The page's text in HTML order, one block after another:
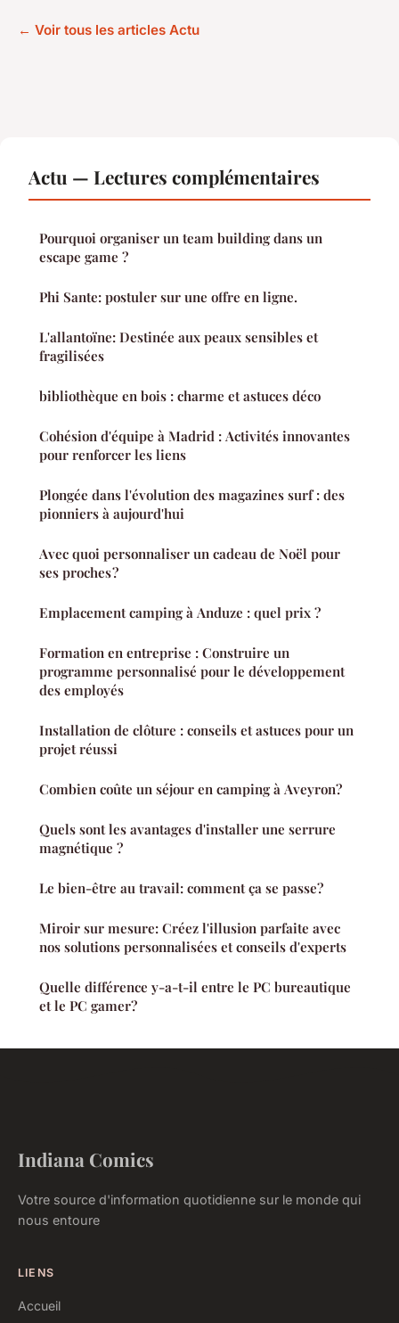
← Voir tous les articles Actu
Actu — Lectures complémentaires
Pourquoi organiser un team building dans un
escape game ?
Phi Sante: postuler sur une offre en ligne.
L'allantoïne: Destinée aux peaux sensibles et
fragilisées
bibliothèque en bois : charme et astuces déco
Cohésion d'équipe à Madrid : Activités innovantes
pour renforcer les liens
Plongée dans l'évolution des magazines surf : des
pionniers à aujourd'hui
Avec quoi personnaliser un cadeau de Noël pour
ses proches ?
Emplacement camping à Anduze : quel prix ?
Formation en entreprise : Construire un
programme personnalisé pour le développement
des employés
Installation de clôture : conseils et astuces pour un
projet réussi
Combien coûte un séjour en camping à Aveyron?
Quels sont les avantages d'installer une serrure
magnétique ?
Le bien-être au travail: comment ça se passe?
Miroir sur mesure: Créez l'illusion parfaite avec
nos solutions personnalisées et conseils d'experts
Quelle différence y-a-t-il entre le PC bureautique
et le PC gamer?
Indiana Comics
Votre source d'information quotidienne sur le monde qui
nous entoure
LIENS
Accueil